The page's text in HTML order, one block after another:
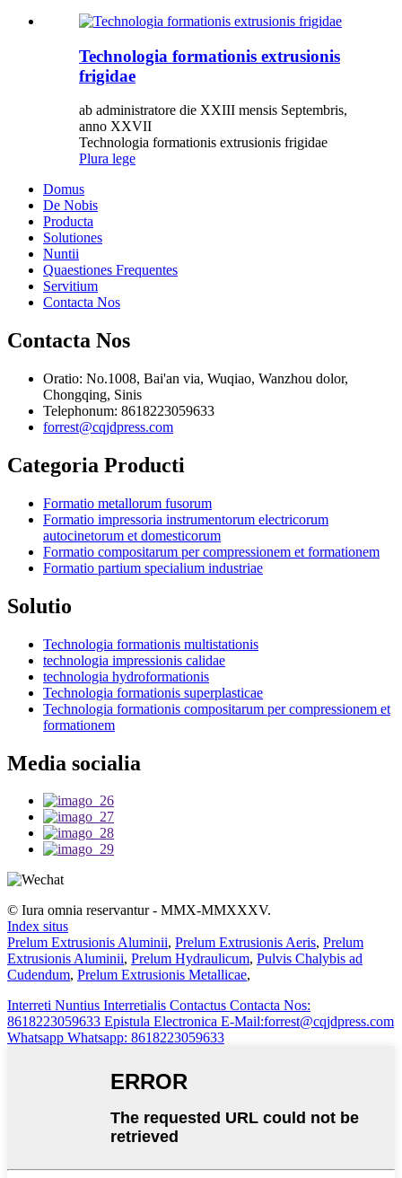
Technologia formationis extrusionis
frigidae
ab administratore die XXIII mensis Septembris,
anno XXVII
Technologia formationis extrusionis frigidae
Plura lege
Domus
De Nobis
Producta
Solutiones
Nuntii
Quaestiones Frequentes
Servitium
Contacta Nos
Contacta Nos
Oratio: No.1008, Bai'an via, Wuqiao, Wanzhou dolor,
Chongqing, Sinis
Telephonum: 8618223059633
forrest@cqjdpress.com
Categoria Producti
Formatio metallorum fusorum
Formatio impressoria instrumentorum electricorum
autocinetorum et domesticorum
Formatio compositarum per compressionem et formationem
Formatio partium specialium industriae
Solutio
Technologia formationis multistationis
technologia impressionis calidae
technologia hydroformationis
Technologia formationis superplasticae
Technologia formationis compositarum per compressionem et
formationem
Media socialia
© Iura omnia reservantur - MMX-MMXXXV.
Index situs
Prelum Extrusionis Aluminii, Prelum Extrusionis Aeris, Prelum
Extrusionis Aluminii, Prelum Hydraulicum, Pulvis Chalybis ad
Cudendum, Prelum Extrusionis Metallicae,
Interreti Nuntius Interretialis Contactus Contacta Nos:
8618223059633 Epistula Electronica E-Mail:forrest@cqjdpress.com
Whatsapp Whatsapp: 8618223059633